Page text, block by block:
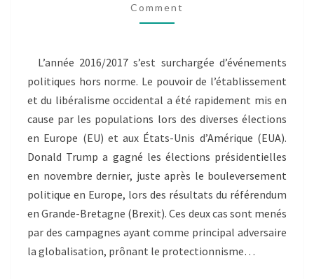
DÉSINFORMATION
RUSSE
? »
RUBEN,
EXPOSITO
ALEXIS)
Comment
L’année 2016/2017 s’est surchargée d’événements
politiques hors norme. Le pouvoir de l’établissement
et du libéralisme occidental a été rapidement mis en
cause par les populations lors des diverses élections
en Europe (EU) et aux États-Unis d’Amérique (EUA).
Donald Trump a gagné les élections présidentielles
en novembre dernier, juste après le bouleversement
politique en Europe, lors des résultats du référendum
en Grande-Bretagne (Brexit). Ces deux cas sont menés
par des campagnes ayant comme principal adversaire
la globalisation, prônant le protectionnisme…